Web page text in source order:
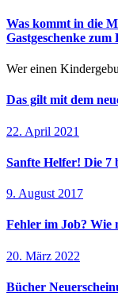
Was kommt in die
Gastgeschenke
Wer einen
Das gilt mit dem
22. April 2021
Sanfte Helfer! Die 7
9. August 2017
Fehler im Job? Wie
20. März 2022
Bücher